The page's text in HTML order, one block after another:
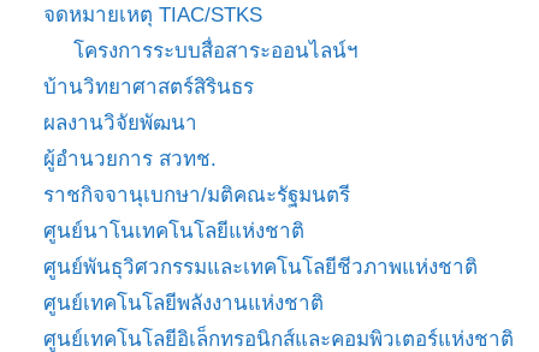
จดหมายเหตุ TIAC/STKS
โครงการระบบสื่อสาระออนไลน์ฯ
บ้านวิทยาศาสตร์สิรินธร
ผลงานวิจัยพัฒนา
ผู้อำนวยการ สวทช.
ราชกิจจานุเบกษา/มติคณะรัฐมนตรี
ศูนย์นาโนเทคโนโลยีแห่งชาติ
ศูนย์พันธุวิศวกรรมและเทคโนโลยีชีวภาพแห่งชาติ
ศูนย์เทคโนโลยีพลังงานแห่งชาติ
ศูนย์เทคโนโลยีอิเล็กทรอนิกส์และคอมพิวเตอร์แห่งชาติ